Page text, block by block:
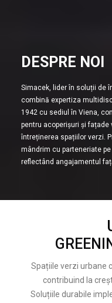
DESPRE NOI
Simacek, lider în soluții de
combină expertiza
1942 cu sediul în Viena,
pentru acoperișuri și fațade
întreținerea spațiilor verzi.
mândrim cu parteneriate
reflectând angajamentul
Spațiile verzi urbane
contribuind la
Soluțiile durabile